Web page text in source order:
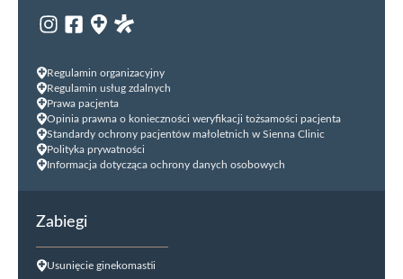
Regulamin organizacyjny
Regulamin usług zdalnych
Prawa pacjenta
Opinia prawna o konieczności weryfikacji tożsamości pacjenta
Standardy ochrony pacjentów małoletnich w Sienna Clinic
Polityka prywatności
Informacja dotycząca ochrony danych osobowych
Zabiegi
Usunięcie ginekomastii